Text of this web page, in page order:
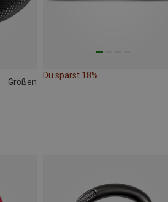
Größen
Du sparst 18%